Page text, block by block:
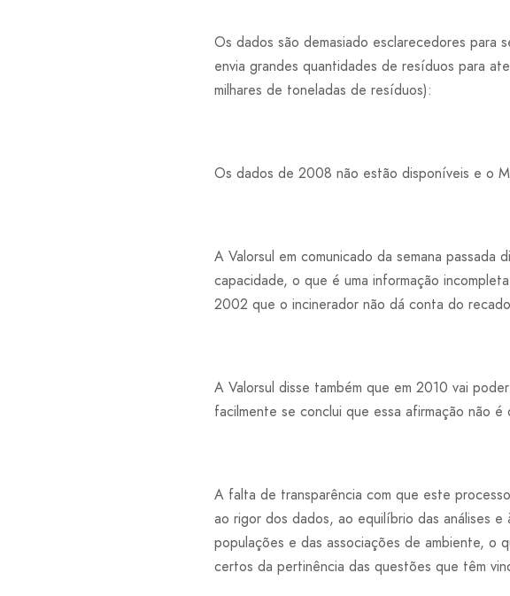
Os dados são demasiado esclarecedores para
envia grandes quantidades de resíduos para
milhares de toneladas de resíduos):
Os dados de 2008 não estão disponíveis e o
A Valorsul em comunicado da semana
capacidade, o que é uma informação
2002 que o incinerador não dá conta do
A Valorsul disse também que em 2010 vai
facilmente se conclui que essa afirmação não
A falta de transparência com que este
ao rigor dos dados, ao equilíbrio das análises
populações e das associações de ambiente, o
certos da pertinência das questões que têm